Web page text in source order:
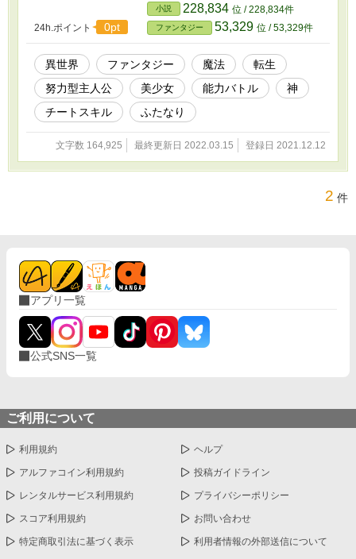
容。主人公はノーマル。 両親の都合により、な
ぜか聖天使女学院へ転入することになった玉元
精史（たまもとせいし）は、のちにその学院が
ただの学校ではなく、普段は世に隠れている見
習いサキュバスたちが集められた特殊な学校だ
ということを知る。 注)見習いサキュバス(正式:
未成熟な淫魔)とは、普通家庭で唐突に産まれ、
自分がサキュバスと知らないまま育った子が多
る理由は、あまりにも性欲が強すぎるため、カ
ウンセラーに相談した結果、この学院を紹介さ
れるというケースが主である。
の、悠は俺になにかと付きまとうようになり、勉強面も含めて世話
を焼いてきた。 俺は子分ができたようで、悪い気はしなかった。
ただ、数年、悠を見ていると、このままの関係では悠のためになら
ないだろうと思った。 中学3年の頃、俺が受験した高校を悠も受験
すると言った時、焦った。 「悠！お前だったら、俺よりずっと上
の進学校に行けるだろう！ わざわざ場所も遠い私立高校に行かな
くても」 悠を説得して、離れた。 だが、それが失敗だった。 それ
から2年後、進学校に入学した悠は、
24h.ポイント 0pt
小説 228,834 位 / 228,834件
ファンタジー 53,329 位 / 53,329件
異世界 ファンタジー 魔法
転生
努力型主人公
美少女 能力バトル
神
チートスキル
ふたなり
文字数 164,925 最終更新日 2022.03.15 登録日 2021.12.12
2 件
アプリ一覧
公式SNS一覧
ご利用について
利用規約 ヘルプ
アルファコイン利用規約 投稿ガイドライン
レンタルサービス利用規約 プライバシーポリシー
スコア利用規約 お問い合わせ
特定商取引法に基づく表示 利用者情報の外部送信について